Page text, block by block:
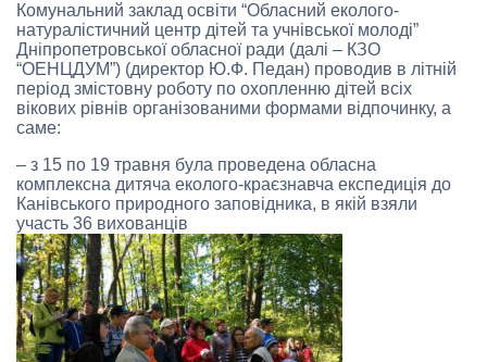
Комунальний заклад освіти “Обласний еколого-
натуралістичний центр дітей та учнівської молоді”
Дніпропетровської обласної ради (далі – КЗО
“ОЕНЦДУМ”) (директор Ю.Ф. Педан) проводив в літній
період змістовну роботу по охопленню дітей всіх
вікових рівнів організованими формами відпочинку, а
саме:
– з 15 по 19 травня була проведена обласна
комплексна дитяча еколого-краєзнавча експедиція до
Канівського природного заповідника, в якій взяли
участь 36 вихованців